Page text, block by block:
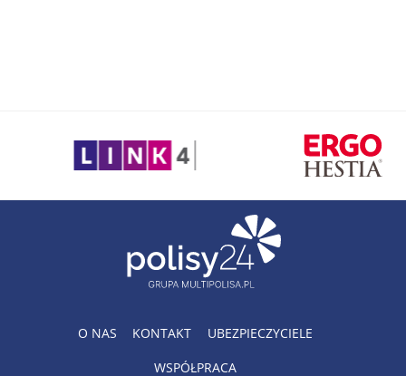
O NAS KONTAKT UBEZPIECZYCIELE
WSPÓŁPRACA